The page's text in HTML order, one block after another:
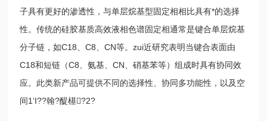
子具有更好的渗透性，与单层烷基型固定相相比具有*的选择
性。传统的硅胶基质高效液相色谱固定相通常是键合单层烷基
分子链，如C18、C8、CN等。zui近研究表明当键合表面由
C18和短链（C8、氨基、CN、硝基苯等）组成时具有协同效
应。此类新产品可提供不同的选择性、协同多功能性，以及空
间1‘I??翰?醍樭?2?